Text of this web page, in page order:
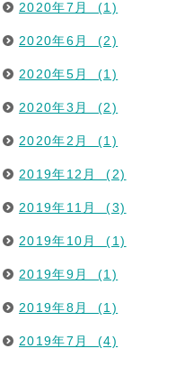
2020年7月 (1)
2020年6月 (2)
2020年5月 (1)
2020年3月 (2)
2020年2月 (1)
2019年12月 (2)
2019年11月 (3)
2019年10月 (1)
2019年9月 (1)
2019年8月 (1)
2019年7月 (4)